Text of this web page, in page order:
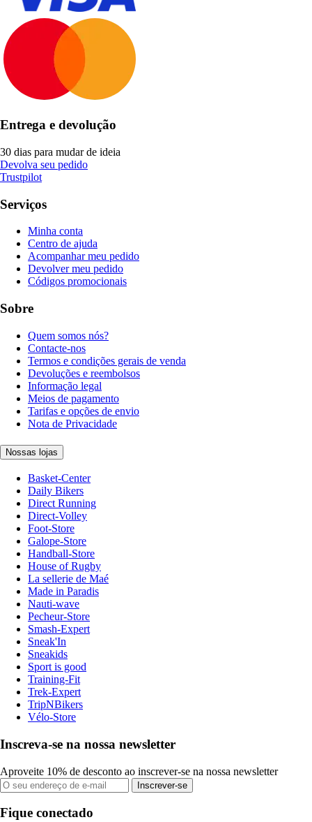
Entrega e devolução
30 dias para mudar de ideia
Devolva seu pedido
Trustpilot
Serviços
Minha conta
Centro de ajuda
Acompanhar meu pedido
Devolver meu pedido
Códigos promocionais
Sobre
Quem somos nós?
Contacte-nos
Termos e condições gerais de venda
Devoluções e reembolsos
Informação legal
Meios de pagamento
Tarifas e opções de envio
Nota de Privacidade
Nossas lojas
Basket-Center
Daily Bikers
Direct Running
Direct-Volley
Foot-Store
Galope-Store
Handball-Store
House of Rugby
La sellerie de Maé
Made in Paradis
Nauti-wave
Pecheur-Store
Smash-Expert
Sneak'In
Sneakids
Sport is good
Training-Fit
Trek-Expert
TripNBikers
Vélo-Store
Inscreva-se na nossa newsletter
Aproveite 10% de desconto ao inscrever-se na nossa newsletter
Inscrever-se
Fique conectado